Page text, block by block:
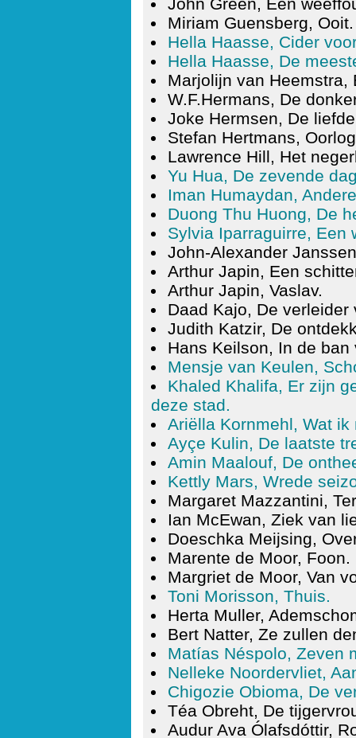
Miriam Guensberg, Ooit.
Hella Haasse, Cider
Hella Haasse, De
Marjolijn van Heemstra,
W.F.Hermans, De
Joke Hermsen, De
Stefan Hertmans,
Lawrence Hill, Het
Yu Hua, De zevende
Iman Humaydan,
Duong Thu Huong, De
Sylvia Iparraguirre, Een
John-Alexander
Arthur Japin, Een
Arthur Japin, Vaslav.
Daad Kajo, De verleider
Judith Katzir, De
Hans Keilson, In de
Mensje van Keulen,
Khaled Khalifa, Er zijn
deze stad.
Ariëlla Kornmehl, Wat
Ayçe Kulin, De laatste
Amin Maalouf, De
Kettly Mars, Wrede
Margaret Mazzantini,
Ian McEwan, Ziek van
Doeschka Meijsing,
Marente de Moor, Foon.
Margriet de Moor, Van
Toni Morisson, Thuis.
Herta Muller,
Bert Natter, Ze zullen
Matías Néspolo, Zeven
Nelleke Noordervliet,
Chigozie Obioma, De
Téa Obreht, De
Audur Ava Ólafsdóttir,